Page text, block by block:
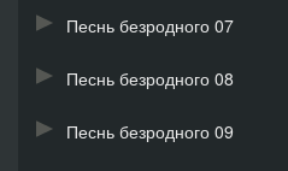
Песнь безродного 07
Песнь безродного 08
Песнь безродного 09